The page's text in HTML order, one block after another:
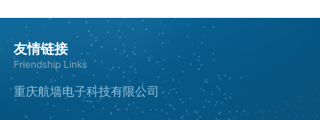
友情链接
Friendship Links
重庆航墙电子科技有限公司